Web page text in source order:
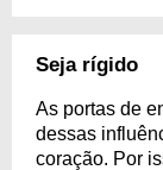
Seja rígido
As portas de
dessas
coração. Por